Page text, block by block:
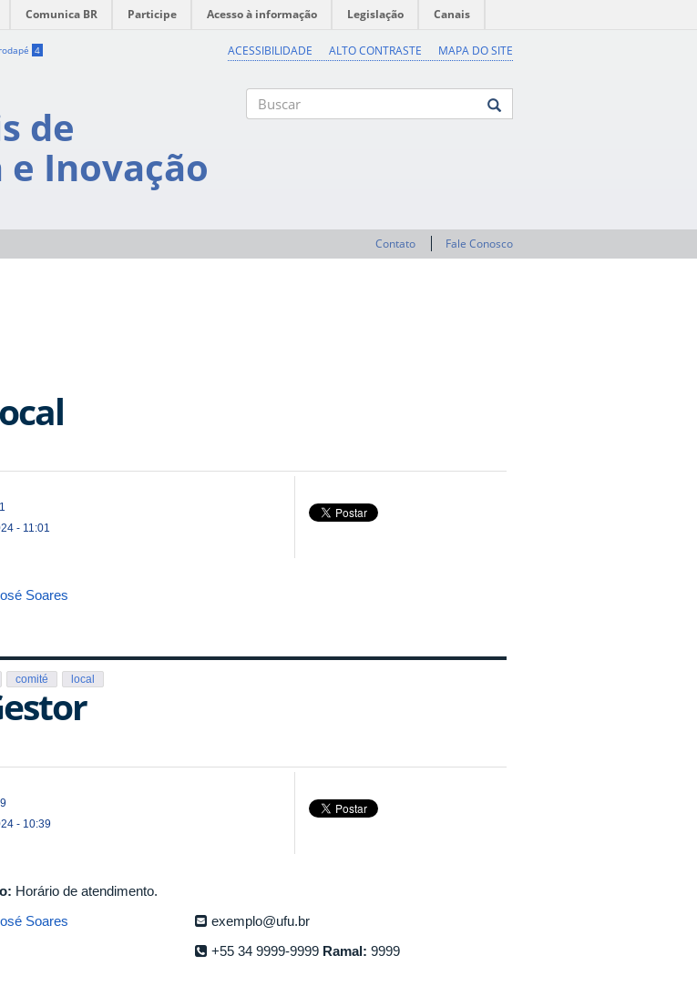
Comunica BR Participe Acesso à informação Legislação Canais
4 ACESSIBILIDADE ALTO CONTRASTE MAPA DO SITE
de
e Inovação
Contato Fale Conosco
- 11:01
Soares
comité local
- 10:39
Horário de atendimento.
Soares
exemplo@ufu.br
+55 34 9999-9999 Ramal:9999